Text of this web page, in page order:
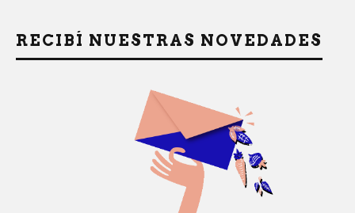
RECIBÍ NUESTRAS NOVEDADES